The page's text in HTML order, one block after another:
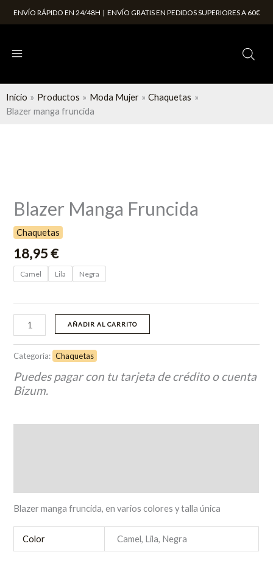
ENVÍO RÁPIDO EN 24/48H | ENVÍO GRATIS EN PEDIDOS SUPERIORES A 60€
Inicio Productos Moda Mujer
Chaquetas
Blazer manga fruncida
Blazer Manga Fruncida
Chaquetas
18,95€
Camel Lila Negra
fruncida
AÑADIR AL CARRITO
Categoría: Chaquetas
Puedes pagar con tu tarjeta de crédito o cuenta
Bizum.
Blazer manga fruncida, en varios colores y talla única
Color Camel, Lila, Negra